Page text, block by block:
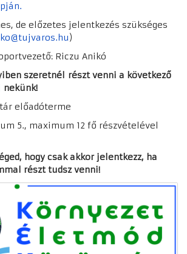
de előzetes jelentkezés szükséges
)
Riczu Anikó
szeretnél részt venni a következő
nekünk!
előadóterme
5., maximum 12 fő részvételével
hogy csak akkor jelentkezz, ha
részt tudsz venni!